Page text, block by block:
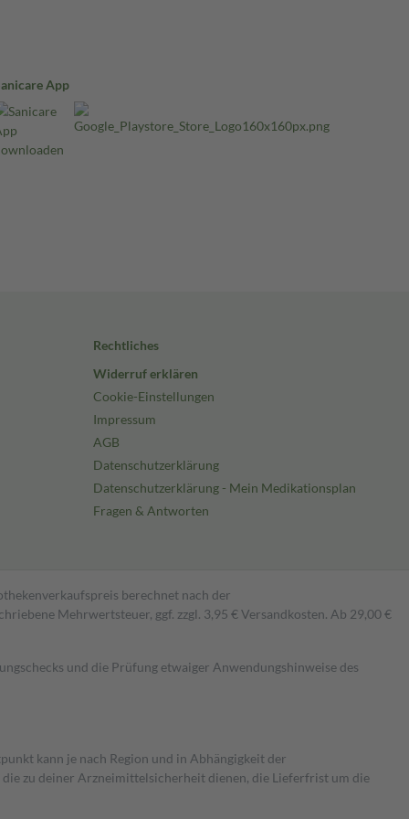
App
Rechtliches
Widerruf erklären
Cookie-Einstellungen
Impressum
AGB
Datenschutzerklärung
Datenschutzerklärung - Mein Medikationsplan
Fragen & Antworten
berechnet nach der
Mehrwertsteuer, ggf. zzgl. 3,95 € Versandkosten. Ab 29,00 €
und die Prüfung etwaiger Anwendungshinweise des
kann je nach Region und in Abhängigkeit der
zu deiner Arzneimittelsicherheit dienen, die Lieferfrist um die